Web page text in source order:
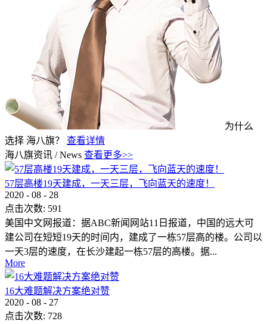
为什么
选择 海八旗？
查看详情
海八旗资讯 / News 查看更多>>
57层高楼19天建成，一天三层，飞向蓝天的速度！
2020 - 08 - 28
点击次数: 591
美国中文网报道：据ABC新闻网站11日报道，中国的远大可
建公司在短短19天的时间内，建成了一栋57层高的楼。公司以
一天3层的速度，在长沙建起一栋57层的高楼。据...
More
16大难题解决方案绝对赞
2020 - 08 - 27
点击次数: 728